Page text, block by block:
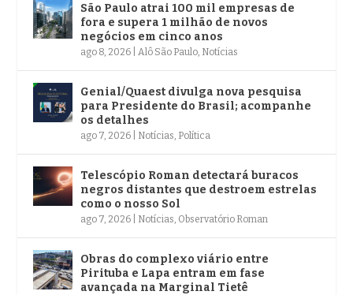
São Paulo atrai 100 mil empresas de
fora e supera 1 milhão de novos
negócios em cinco anos
ago 8, 2026 |Alô São Paulo, Notícias
Genial/Quaest divulga nova pesquisa
para Presidente do Brasil; acompanhe
os detalhes
ago 7, 2026 Notícias, Política
Telescópio Roman detectará buracos
negros distantes que destroem estrelas
como o nosso Sol
ago 7, 2026 Notícias, Observatório Roman
Obras do complexo viário entre
Pirituba e Lapa entram em fase
avançada na Marginal Tietê